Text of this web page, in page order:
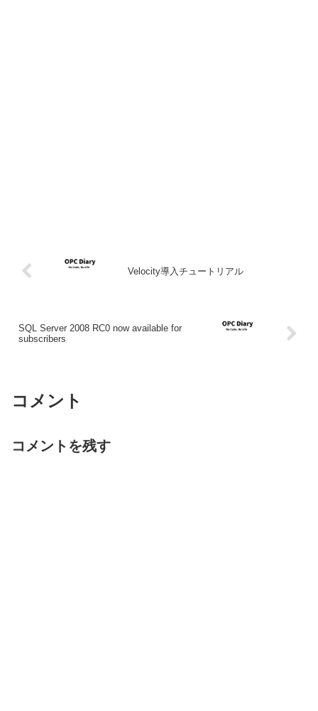
Velocity導入チュートリアル
SQL Server 2008 RC0 now available for
subscribers
コメント
コメントを残す